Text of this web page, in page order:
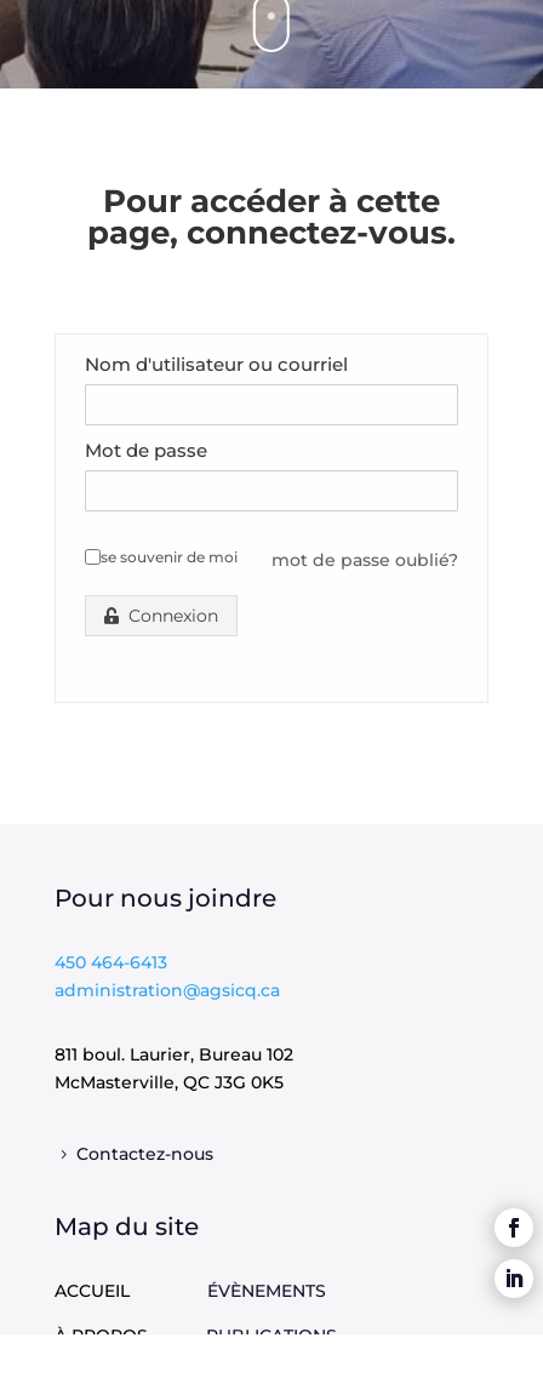
Pour accéder à cette
page, connectez-vous.
Nom d'utilisateur ou courriel
Mot de passe
se souvenir de moi mot de passe oublié?
Connexion
Pour nous joindre
450 464-6413
administration@agsicq.ca
811 boul. Laurier, Bureau 102
McMasterville, QC J3G 0K5
Contactez-nous
Map du site
ACCUEIL ÉVÈNEMENTS
À PROPOS PUBLICATIONS